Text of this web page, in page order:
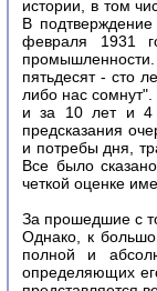
истории, в том
В
февраля 1931
пятьдесят - сто
либо нас
и за 10 лет и 4
предсказания
и потребы дня,
Все было
четкой оценке
За прошедшие с
Однако, к
полной и
определяющих